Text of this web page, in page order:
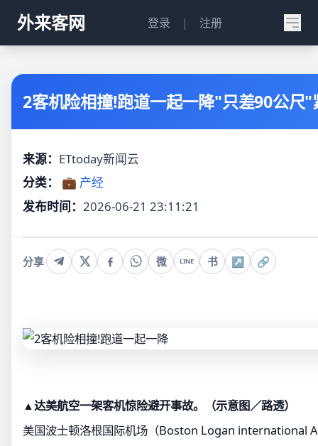
外来客网 登录 | 注册
2客机险相撞!跑道一起一降"只差90公尺"
来源： ETtoday新闻云
分类：
💼 产经
发布时间： 2026-06-21 23:11:21
分享 微 LINE 书 ↗ 🔗
▲达美航空一架客机惊险避开事故。（示意图／路透）
美国波士顿洛根国际机场（Boston Logan international